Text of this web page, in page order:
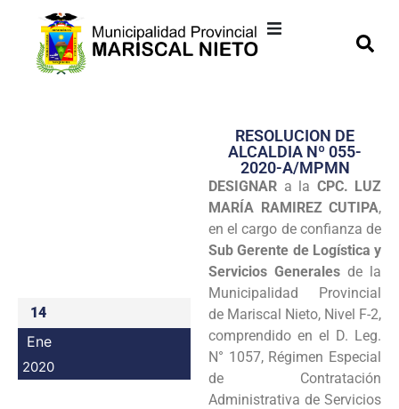
Transparencia
Seguridad
Programas
Intranet
14
Ene
2020
RESOLUCION DE
ALCALDIA Nº 055-
2020-A/MPMN
DESIGNAR a la CPC. LUZ
MARÍA RAMIREZ CUTIPA,
en el cargo de confianza de
Sub Gerente de Logística y
Servicios Generales de la
Municipalidad Provincial
de Mariscal Nieto, Nivel F-2,
comprendido en el D. Leg.
N° 1057, Régimen Especial
de Contratación
Administrativa de Servicios